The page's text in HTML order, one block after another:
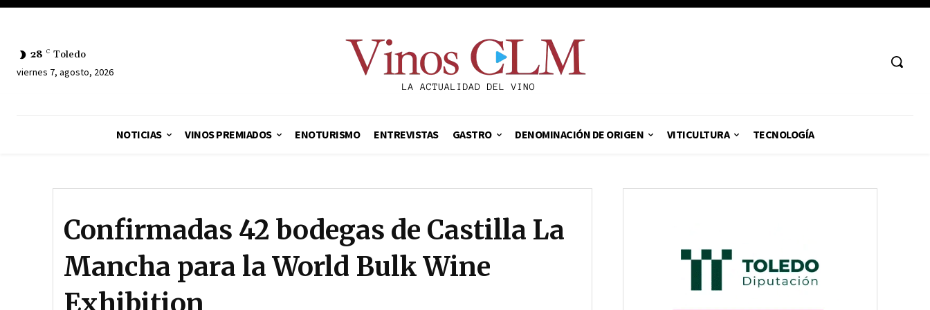
28 C Toledo
viernes 7, agosto, 2026
NOTICIAS VINOS PREMIADOS ENOTURISMO ENTREVISTAS GASTRO DENOMINACIÓN DE ORIGEN VITICULTURA TECNOLOGÍA
Confirmadas 42 bodegas de Castilla La
Mancha para la World Bulk Wine
Exhibition